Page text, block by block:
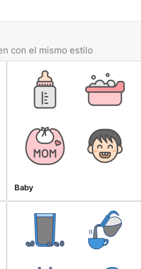
con el mismo estilo
Baby